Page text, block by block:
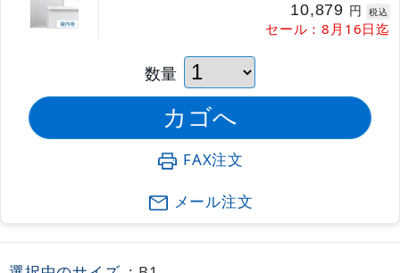
10,879 円 税込
セール：8月16日迄
数量
FAX注文
メール注文